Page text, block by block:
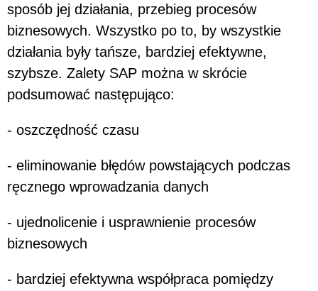
sposób jej działania, przebieg procesów
biznesowych. Wszystko po to, by wszystkie
działania były tańsze, bardziej efektywne,
szybsze. Zalety SAP można w skrócie
podsumować następująco:
- oszczędność czasu
- eliminowanie błędów powstających podczas
ręcznego wprowadzania danych
- ujednolicenie i usprawnienie procesów
biznesowych
- bardziej efektywna współpraca pomiędzy